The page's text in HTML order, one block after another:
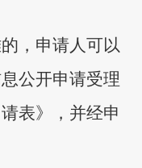
，申请人可以
公开申请受理
表》，并经申